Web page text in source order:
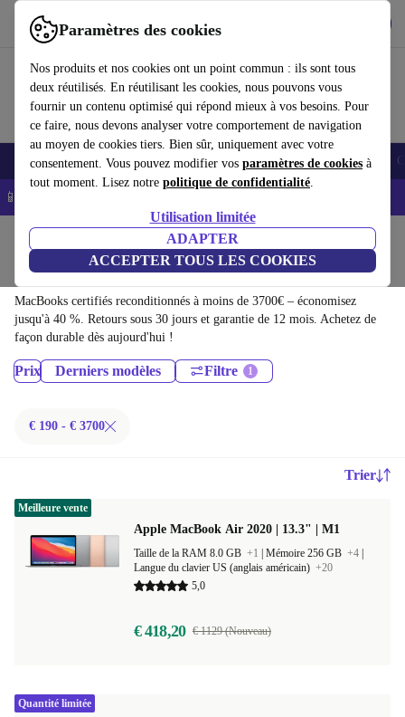
Paramètres des cookies
Nos produits et nos cookies ont un point commun : ils sont tous
deux réutilisés. En réutilisant les cookies, nous pouvons vous
fournir un contenu optimisé qui répond mieux à vos besoins. Pour
ce faire, nous devons analyser votre comportement de navigation
au moyen de cookies tiers. Bien sûr, uniquement avec votre
consentement. Vous pouvez modifier vos paramètres de cookies à
tout moment. Lisez notre politique de confidentialité.
Utilisation limitée
ADAPTER
ACCEPTER TOUS LES COOKIES
Utilisez refurbed rapidement et facilement
Smartphones Laptops Tablettes Montres connectées Accessoires
📱 -5% EXTRA sur les iPhones – Code : IPHONEDEAL -
Ordinateurs portables
MacBooks:
MacBooks certifiés reconditionnés à moins de 3700€ – économisez
jusqu'à 40 %. Retours sous 30 jours et garantie de 12 mois. Achetez de
façon durable dès aujourd'hui !
Prix Derniers modèles Filtre
€ 190 - € 3700
Trier
Apple MacBook Air 2020 | 13.3" | M1
Taille de la RAM 8.0 GB +1 Mémoire 256 GB +4
Langue du clavier US (anglais américain) +20
5,0
€ 418,20 € 1129 (Nouveau)
Meilleure vente
Quantité limitée